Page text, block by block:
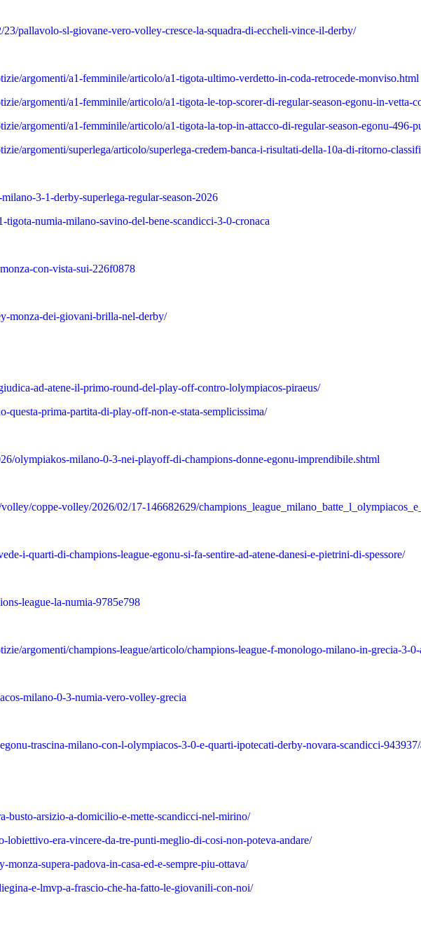
pallavolo-sl-giovane-vero-volley-cresce-la-squadra-di-eccheli-vince-il-derby/
argomenti/a1-femminile/articolo/a1-tigota-ultimo-verdetto-in-coda-retrocede-monviso.html
argomenti/a1-femminile/articolo/a1-tigota-le-top-scorer-di-regular-season-egonu-in-vetta-
argomenti/a1-femminile/articolo/a1-tigota-la-top-in-attacco-di-regular-season-egonu-496-
argomenti/superlega/articolo/superlega-credem-banca-i-risultati-della-10a-di-ritorno-
3-1-derby-superlega-regular-season-2026
numia-milano-savino-del-bene-scandicci-3-0-cronaca
con-vista-sui-226f0878
monza-dei-giovani-brilla-nel-derby/
ad-atene-il-primo-round-del-play-off-contro-lolympiacos-piraeus/
prima-partita-di-play-off-non-e-stata-semplicissima/
olympiakos-milano-0-3-nei-playoff-di-champions-donne-egonu-imprendibile.shtml
coppe-volley/2026/02/17-146682629/
i-quarti-di-champions-league-egonu-si-fa-sentire-ad-atene-danesi-e-pietrini-di-spessore/
league-la-numia-9785e798
argomenti/champions-league/articolo/champions-league-f-monologo-milano-in-grecia-3-
milano-0-3-numia-vero-volley-grecia
trascina-milano-con-l-olympiacos-3-0-e-quarti-ipotecati-derby-novara-scandicci-
busto-arsizio-a-domicilio-e-mette-scandicci-nel-mirino/
era-vincere-da-tre-punti-meglio-di-cosi-non-poteva-andare/
supera-padova-in-casa-ed-e-sempre-piu-ottava/
e-lmvp-a-frascio-che-ha-fatto-le-giovanili-con-noi/